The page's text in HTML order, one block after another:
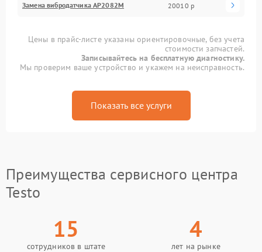
Замена вибродатчика АР2082М 20010 р
Цены в прайс-листе указаны ориентировочные, без учета
стоимости запчастей.
Записывайтесь на бесплатную диагностику.
Мы проверим ваше устройство и укажем на неисправность.
Показать все услуги
Преимущества сервисного центра
Testo
15
сотрудников в штате
4
лет на рынке